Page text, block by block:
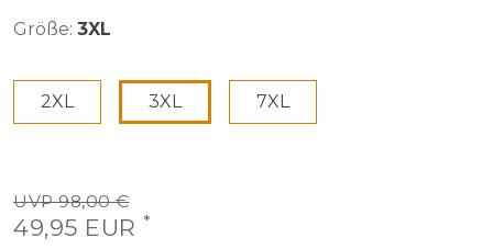
Größe: 3XL
2XL 3XL 7XL
UVP 98,00 €
49,95 EUR *